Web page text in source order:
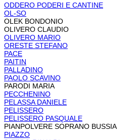
ODDERO PODERI E CANTINE
OL-SO
OLEK BONDONIO
OLIVERO CLAUDIO
OLIVERO MARIO
ORESTE STEFANO
PACE
PAITIN
PALLADINO
PAOLO SCAVINO
PARODI MARIA
PECCHENINO
PELASSA DANIELE
PELISSERO
PELISSERO PASQUALE
PIANPOLVERE SOPRANO BUSSIA
PIAZZO